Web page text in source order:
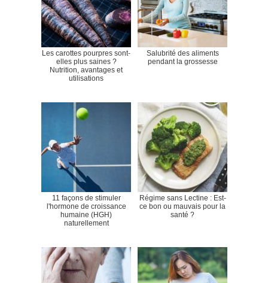
Les carottes pourpres sont-
elles plus saines ?
Nutrition, avantages et
utilisations
Salubrité des aliments
pendant la grossesse
11 façons de stimuler
l'hormone de croissance
humaine (HGH)
naturellement
Régime sans Lectine : Est-
ce bon ou mauvais pour la
santé ?